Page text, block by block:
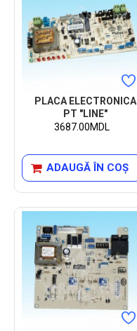
PLACA ELECTRONICA
PT "LINE"
3687.00MDL
ADAUGĂ ÎN COŞ